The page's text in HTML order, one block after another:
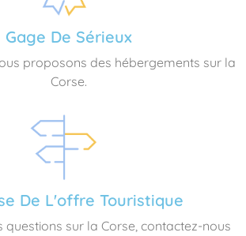
Gage De Sérieux
proposons des hébergements sur la
Corse.
De L'offre Touristique
questions sur la Corse, contactez-nous